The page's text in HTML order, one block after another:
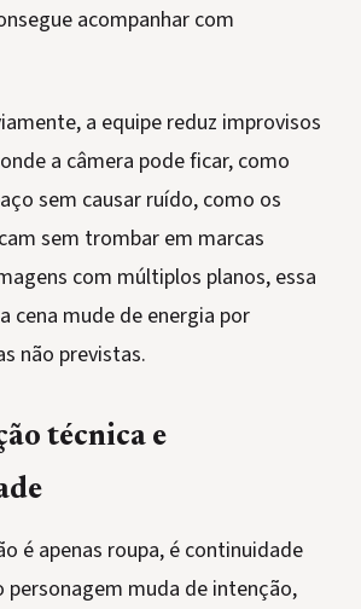
acompanhar com
a equipe reduz improvisos
a câmera pode ficar, como
sem causar ruído, como os
sem trombar em marcas
com múltiplos planos, essa
cena mude de energia por
não previstas.
técnica e
é apenas roupa, é continuidade
personagem muda de intenção,